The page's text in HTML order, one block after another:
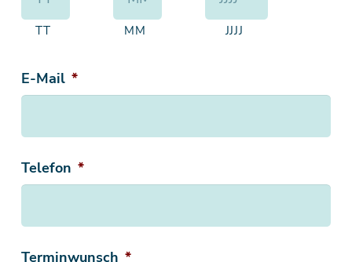
TT MM JJJJ
E-Mail *
Telefon *
Terminwunsch *